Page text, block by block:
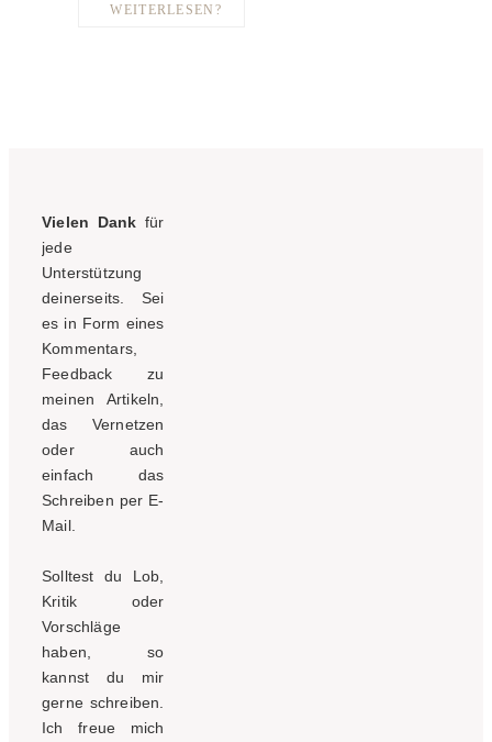
WEITERLESEN?
Vielen Dank für
jede
Unterstützung
deinerseits. Sei
es in Form eines
Kommentars,
Feedback zu
meinen Artikeln,
das Vernetzen
oder auch
einfach das
Schreiben per E-
Mail.
Solltest du Lob,
Kritik oder
Vorschläge
haben, so
kannst du mir
gerne schreiben.
Ich freue mich